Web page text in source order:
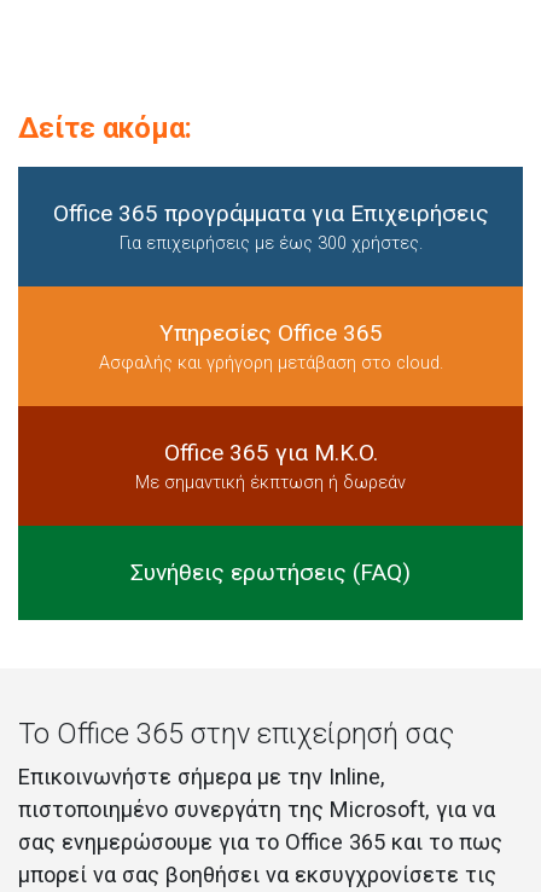
Δείτε ακόμα:
Office 365 προγράμματα για Επιχειρήσεις
Για επιχειρήσεις με έως 300 χρήστες.
Υπηρεσίες Office 365
Ασφαλής και γρήγορη μετάβαση στο cloud.
Office 365 για Μ.K.O.
Με σημαντική έκπτωση ή δωρεάν
Συνήθεις ερωτήσεις (FAQ)
To Office 365 στην επιχείρησή σας
Επικοινωνήστε σήμερα με την Inline,
πιστοποιημένο συνεργάτη της Microsoft, για να
σας ενημερώσουμε για το Office 365 και το πως
μπορεί να σας βοηθήσει να εκσυγχρονίσετε τις